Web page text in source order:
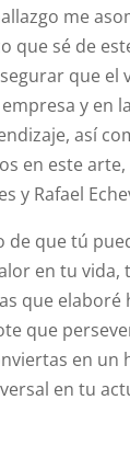
me
que sé de
que el
y en
así
en este
y Rafael
de que tú
en tu vida,
que elaboré
que
en un
en tu